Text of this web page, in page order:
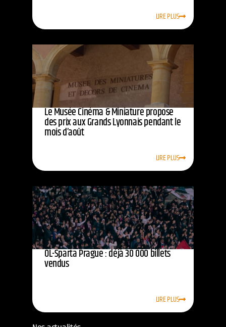
LIRE PLUS
Le Musée Cinéma & Miniature propose
des prix aux Grands Lyonnais pendant le
mois d’août
LIRE PLUS
OL-Sparta Prague : déjà 30 000 billets
vendus
LIRE PLUS